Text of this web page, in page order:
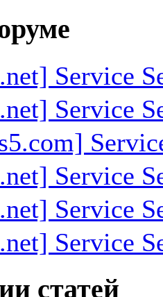
Service
Service
Service
Service
Service
статей